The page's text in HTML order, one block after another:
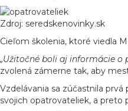
Zdroj: seredskenovinky.sk
Cieľom školenia, ktoré viedla
„Užitočné boli aj informácie
zvolená zámerne tak, aby
Vzdelávania sa zúčastnila
svojich opatrovateliek, a preto